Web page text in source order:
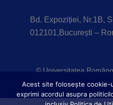
Bd. Expoziției, Nr.1B,
012101,București –
© Universitatea
Acest site foloseşte cookie-
exprimi acordul asupra